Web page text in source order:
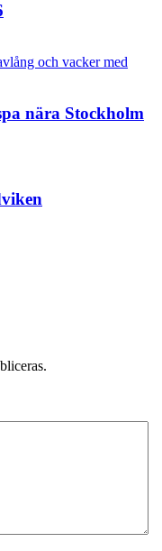
nära Stockholm